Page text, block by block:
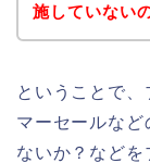
施していない
ということで
マーセールなど
ないか？など